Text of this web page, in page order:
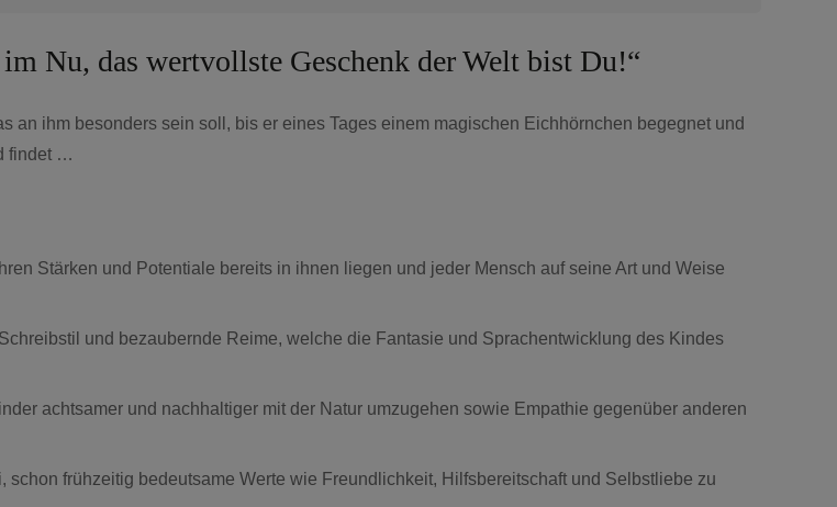
Nu, das wertvollste Geschenk der Welt bist Du!“
ihm besonders sein soll, bis er eines Tages einem magischen Eichhörnchen begegnet und
findet …
Stärken und Potentiale bereits in ihnen liegen und jeder Mensch auf seine Art und Weise
und bezaubernde Reime, welche die Fantasie und Sprachentwicklung des Kindes
achtsamer und nachhaltiger mit der Natur umzugehen sowie Empathie gegenüber anderen
frühzeitig bedeutsame Werte wie Freundlichkeit, Hilfsbereitschaft und Selbstliebe zu